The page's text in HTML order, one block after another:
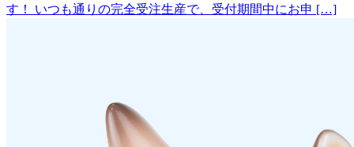
す！ いつも通りの完全受注生産で、受付期間中にお申 […]